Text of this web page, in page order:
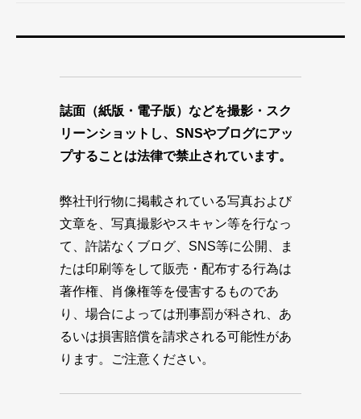
誌面（紙版・電子版）などを撮影・スク
リーンショットし、SNSやブログにアッ
プすることは法律で禁止されています。
弊社刊行物に掲載されている写真および
文章を、写真撮影やスキャン等を行なっ
て、許諾なくブログ、SNS等に公開、ま
たは印刷等をして販売・配布する行為は
著作権、肖像権等を侵害するものであ
り、場合によっては刑事罰が科され、あ
るいは損害賠償を請求される可能性があ
ります。ご注意ください。